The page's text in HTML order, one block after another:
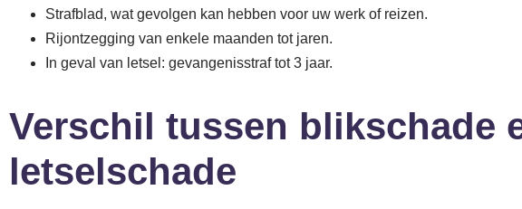
Strafblad, wat gevolgen kan hebben voor uw werk of reizen.
Rijontzegging van enkele maanden tot jaren.
In geval van letsel: gevangenisstraf tot 3 jaar.
Verschil tussen blikschade
letselschade